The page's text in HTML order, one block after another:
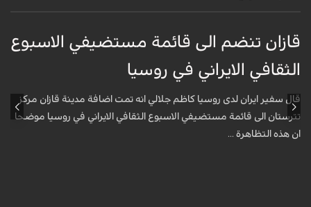
قازان تنضم الى قائمة مستضيفي الاسبوع
الثقافي الايراني في روسيا
قال سفير ايران لدى روسيا كاظم جلالي انه تمت اضافة مدينة قازان مركز
تترستان الى قائمة مستضيفي الاسبوع الثقافي الايراني في روسيا موضحا
ان هذه التظاهرة ...